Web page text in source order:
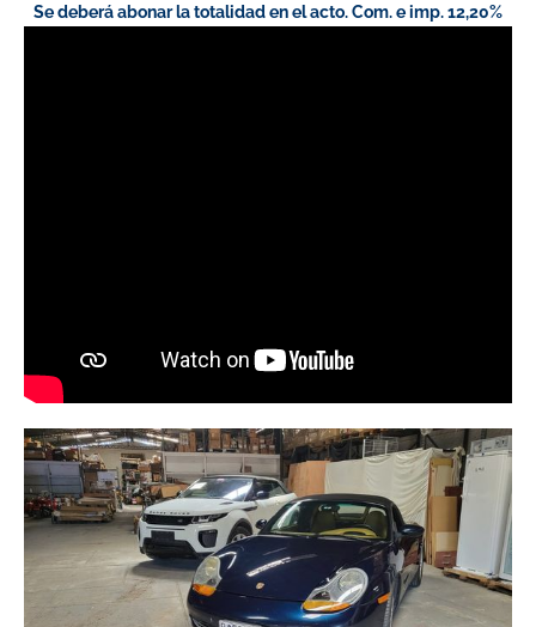
Se deberá abonar la totalidad en el acto. Com. e imp. 12,20%